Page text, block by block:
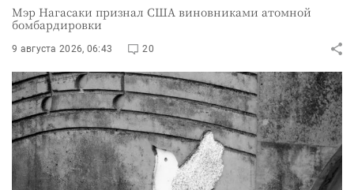
Мэр Нагасаки признал США виновниками атомной
бомбардировки
9 августа 2026, 06:43 20